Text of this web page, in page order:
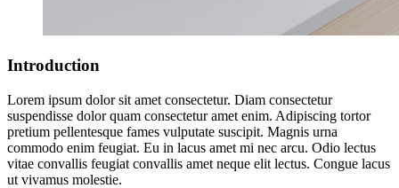
Introduction
Lorem ipsum dolor sit amet consectetur. Diam consectetur
suspendisse dolor quam consectetur amet enim. Adipiscing tortor
pretium pellentesque fames vulputate suscipit. Magnis urna
commodo enim feugiat. Eu in lacus amet mi nec arcu. Odio lectus
vitae convallis feugiat convallis amet neque elit lectus. Congue lacus
ut vivamus molestie.